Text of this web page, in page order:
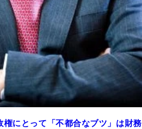
にとって「不都合なブツ」は財務